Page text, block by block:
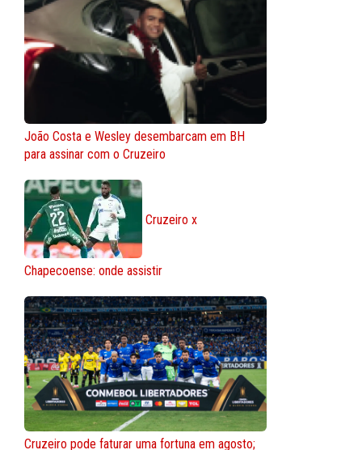
João Costa e Wesley desembarcam em BH
para assinar com o Cruzeiro
Cruzeiro x
Chapecoense: onde assistir
Cruzeiro pode faturar uma fortuna em agosto;